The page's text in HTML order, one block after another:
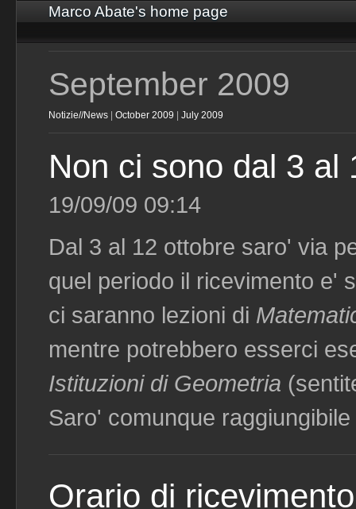
Marco Abate's home page
September 2009
Notizie//News October 2009 July 2009
Non ci sono dal 3 al
19/09/09 09:14
Dal 3 al 12 ottobre saro' via
quel periodo il ricevimento e'
ci saranno lezioni di
mentre potrebbero esserci
Istituzioni di Geometria
Saro' comunque
Orario di ricevimento